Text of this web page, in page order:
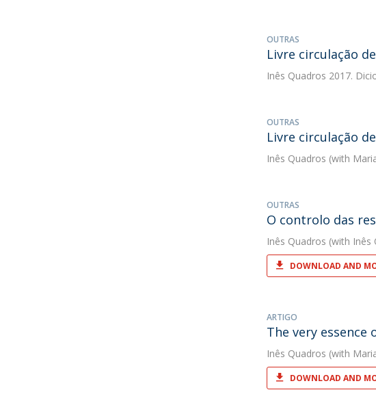
OUTRAS
Livre circulação
Inês Quadros 2017.
OUTRAS
Livre circulação
Inês Quadros (with
OUTRAS
O controlo das
Inês Quadros (with Inês
DOWNLOAD AND
ARTIGO
The very
Inês Quadros (with
DOWNLOAD AND